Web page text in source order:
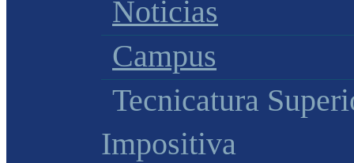
Noticias
Campus
Tecnicatura
Impositiva